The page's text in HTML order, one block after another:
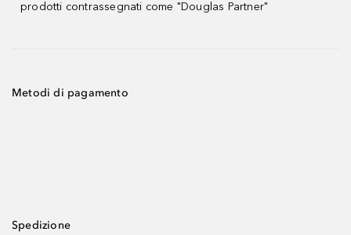
prodotti contrassegnati come "Douglas Partner"
Metodi di pagamento
Spedizione